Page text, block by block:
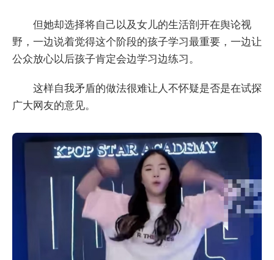
但她却选择将自己以及女儿的生活剖开在舆论视
野，一边说着觉得这个阶段的孩子学习最重要，一边让
公众放心以后孩子肯定会边学习边练习。
这样自我矛盾的做法很难让人不怀疑是否是在试探
广大网友的意见。